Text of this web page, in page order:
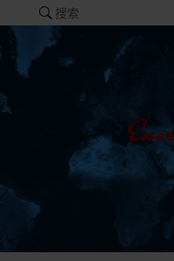
搜索